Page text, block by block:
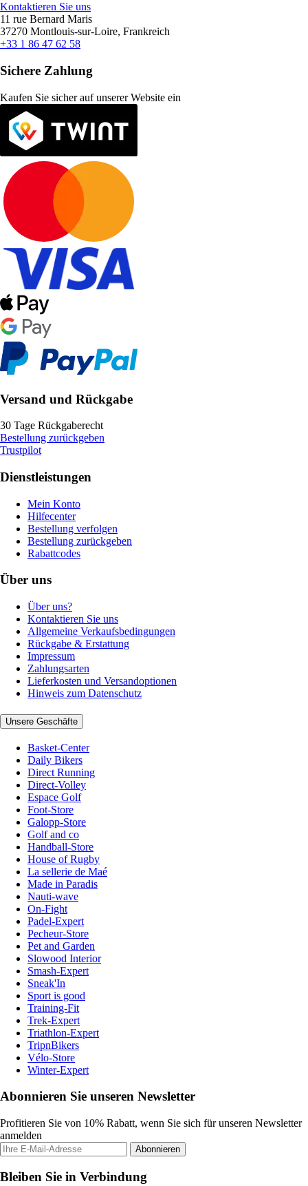
Kontaktieren Sie uns
11 rue Bernard Maris
37270 Montlouis-sur-Loire, Frankreich
+33 1 86 47 62 58
Sichere Zahlung
Kaufen Sie sicher auf unserer Website ein
Versand und Rückgabe
30 Tage Rückgaberecht
Bestellung zurückgeben
Trustpilot
Dienstleistungen
Mein Konto
Hilfecenter
Bestellung verfolgen
Bestellung zurückgeben
Rabattcodes
Über uns
Über uns?
Kontaktieren Sie uns
Allgemeine Verkaufsbedingungen
Rückgabe & Erstattung
Impressum
Zahlungsarten
Lieferkosten und Versandoptionen
Hinweis zum Datenschutz
Unsere Geschäfte
Basket-Center
Daily Bikers
Direct Running
Direct-Volley
Espace Golf
Foot-Store
Galopp-Store
Golf and co
Handball-Store
House of Rugby
La sellerie de Maé
Made in Paradis
Nauti-wave
On-Fight
Padel-Expert
Pecheur-Store
Pet and Garden
Slowood Interior
Smash-Expert
Sneak'In
Sport is good
Training-Fit
Trek-Expert
Triathlon-Expert
TripnBikers
Vélo-Store
Winter-Expert
Abonnieren Sie unseren Newsletter
Profitieren Sie von 10% Rabatt, wenn Sie sich für unseren Newsletter
anmelden
Abonnieren
Bleiben Sie in Verbindung